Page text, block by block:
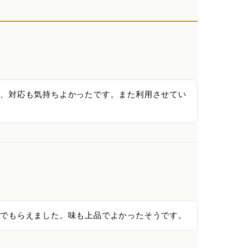
対応も気持ちよかったです。また利用させてい
もらえました。味も上品でよかったそうです。